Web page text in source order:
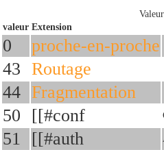
valeur Extension
0
proche-en-proche
43 Routage
44 Fragmentation
50
[[#conf
51 [[#auth